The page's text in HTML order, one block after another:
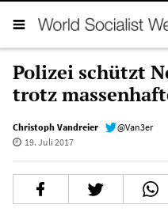
Polizei schützt
trotz
Christoph Vandreier
@Van3er
19. Juli 2017